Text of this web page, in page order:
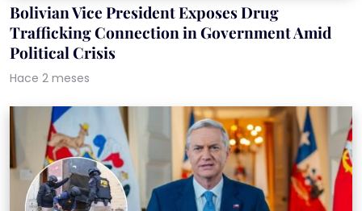
Bolivian Vice President Exposes Drug
Trafficking Connection in Government Amid
Political Crisis
Hace 2 meses